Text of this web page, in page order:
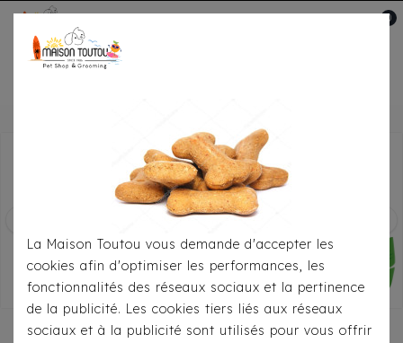
0
La Maison Toutou vous demande d'accepter les
cookies afin d'optimiser les performances, les
fonctionnalités des réseaux sociaux et la pertinence
de la publicité. Les cookies tiers liés aux réseaux
sociaux et à la publicité sont utilisés pour vous offrir